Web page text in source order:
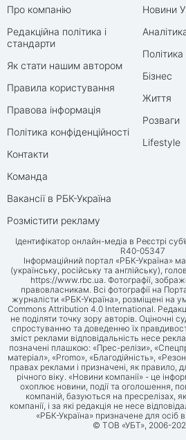
Про компанію
Редакційна політика і
стандарти
Як стати нашим автором
Правила користування
Правова інформація
Політика конфіденційності
Контакти
Команда
Вакансії в РБК-Україна
Розмістити рекламу
Новини
Політика
Бізнес
Життя
Розваги
Lifestyle
Ідентифікатор онлайн-медіа в Реєстрі
R40-05347
Інформаційний портал «РБК-Україна»
(українську, російську та англійську),
https://www.rbc.ua. Фотографії,
правовласникам. Всі фотографії на
журналісти «РБК-Україна», розміщені на
Commons Attribution 4.0 International.
не поділяти точку зору авторів. Оціночні
спростуванню та доведенню їх
зміст реклами відповідальність несе
позначені плашкою: «Прес-релізи»,
матеріал», «Promo», «Благодійність»,
правах реклами і призначені, як правило,
річного віку. «Новини компанії» - це
охоплює новини, події та оголошення,
компаній, базуються на пресрелізах,
компанії, і за які редакція не несе
«РБК-Україна» призначене для осіб
© ТОВ «УБТ», 2006-